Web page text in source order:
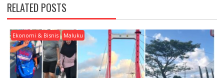
V
I
G
A
T
RELATED POSTS
Ekonomi & Bisnis Maluku